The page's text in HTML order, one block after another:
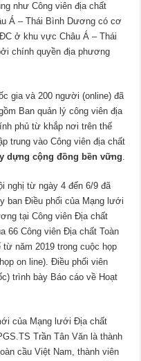
như Công viên địa chất
Á – Thái Bình Dương có cơ
ở khu vực Châu Á – Thái
chính quyền địa phương
gia và 200 người (online) đã
Ban quản lý công viên địa
phủ từ khắp nơi trên thế
trung vào Công viên địa chất
dựng cộng đồng bền vững.
nghị từ ngày 4 đến 6/9 đã
ban Điều phối của Mạng lưới
tại Công viên Địa chất
66 Công viên Địa chất Toàn
năm 2019 trong cuộc họp
on line). Điều phối viên
trình bày Báo cáo về Hoạt
của Mạng lưới Địa chất
Trần Tân Văn là thành
cầu Việt Nam, thành viên